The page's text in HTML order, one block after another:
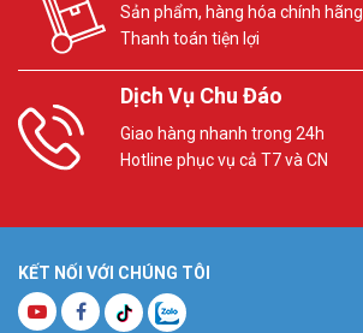
Sản phẩm, hàng hóa chính hãng
Thanh toán tiện lợi
Dịch Vụ Chu Đáo
Giao hàng nhanh trong 24h
Hotline phục vụ cả T7 và CN
KẾT NỐI VỚI CHÚNG TÔI